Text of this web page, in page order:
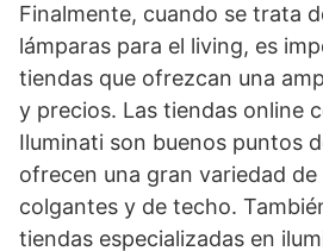
Finalmente, cuando se trata
lámparas para el living, es
tiendas que ofrezcan una
y precios. Las tiendas online
Iluminati son buenos puntos
ofrecen una gran variedad de
colgantes y de techo.
tiendas especializadas en